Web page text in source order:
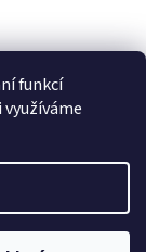
funkcí
Upravit